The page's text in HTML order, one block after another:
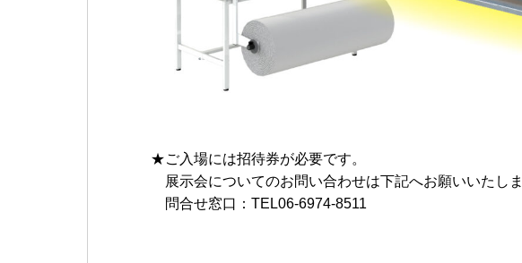
★ご入場には招待券が必要です。
展示会についてのお問い合わせは下記へお願いいたし
問合せ窓口：TEL06-6974-8511